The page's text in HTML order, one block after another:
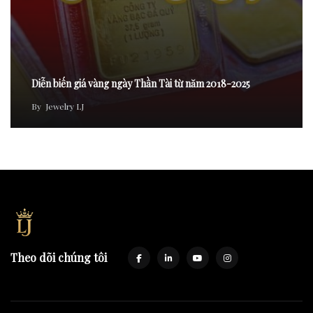
Diễn biến giá vàng ngày Thần Tài từ năm 2018-2025
By Jewelry LJ
Theo dõi chúng tôi